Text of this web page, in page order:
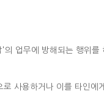
업무에 방해되는 행위를
사용하거나 이를 타인에